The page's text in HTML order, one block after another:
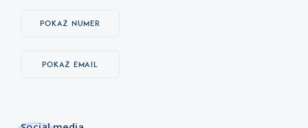
Pokaż numer
Pokaż email